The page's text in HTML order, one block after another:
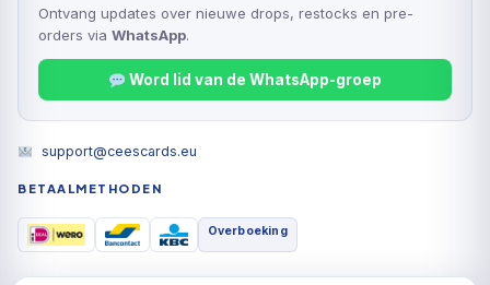
Ontvang updates over nieuwe drops, restocks en pre-
orders via WhatsApp.
Word lid van de WhatsApp-groep
support@ceescards.eu
BETAALMETHODEN
Overboeking